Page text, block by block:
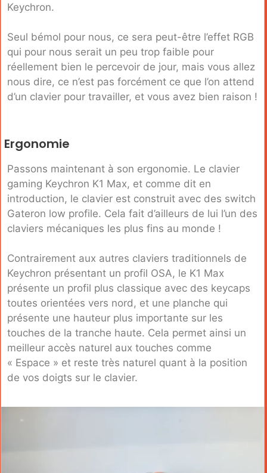
Keychron.
Seul bémol pour nous, ce sera peut-être l’effet RGB
qui pour nous serait un peu trop faible pour
réellement bien le percevoir de jour, mais vous allez
nous dire, ce n’est pas forcément ce que l’on attend
d’un clavier pour travailler, et vous avez bien raison !
Ergonomie
Passons maintenant à son ergonomie. Le clavier
gaming Keychron K1 Max, et comme dit en
introduction, le clavier est construit avec des switch
Gateron low profile. Cela fait d’ailleurs de lui l’un des
claviers mécaniques les plus fins au monde !
Contrairement aux autres claviers traditionnels de
Keychron présentant un profil OSA, le K1 Max
présente un profil plus classique avec des keycaps
toutes orientées vers nord, et une planche qui
présente une hauteur plus importante sur les
touches de la tranche haute. Cela permet ainsi un
meilleur accès naturel aux touches comme
« Espace » et reste très naturel quant à la position
de vos doigts sur le clavier.